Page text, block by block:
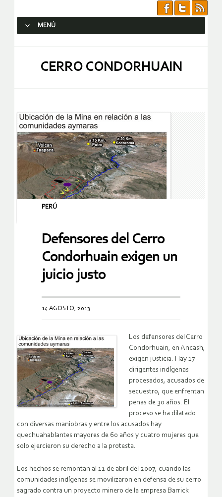
MENÚ
CERRO CONDORHUAIN
PERÚ
Defensores del Cerro
Condorhuain exigen un
juicio justo
14 AGOSTO, 2013
Los defensores del Cerro
Condorhuain, en Ancash,
exigen justicia. Hay 17
dirigentes indígenas
procesados, acusados de
secuestro, que enfrentan
penas de 30 años. El
proceso se ha dilatado
con diversas maniobras y entre los acusados hay
quechuahablantes mayores de 60 años y cuatro mujeres que
solo ejercieron su derecho a la protesta.
Los hechos se remontan al 11 de abril del 2007, cuando las
comunidades indígenas se movilizaron en defensa de su cerro
sagrado contra un proyecto minero de la empresa Barrick